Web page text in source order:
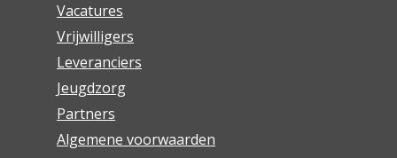
Vacatures
Vrijwilligers
Leveranciers
Jeugdzorg
Partners
Algemene voorwaarden